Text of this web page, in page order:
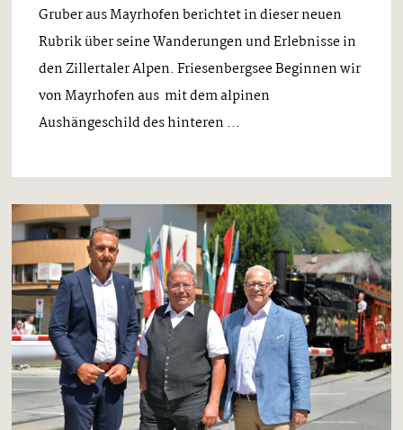
Gruber aus Mayrhofen berichtet in dieser neuen
Rubrik über seine Wanderungen und Erlebnisse in
den Zillertaler Alpen. Friesenbergsee Beginnen wir
von Mayrhofen aus mit dem alpinen
Aushängeschild des hinteren ...